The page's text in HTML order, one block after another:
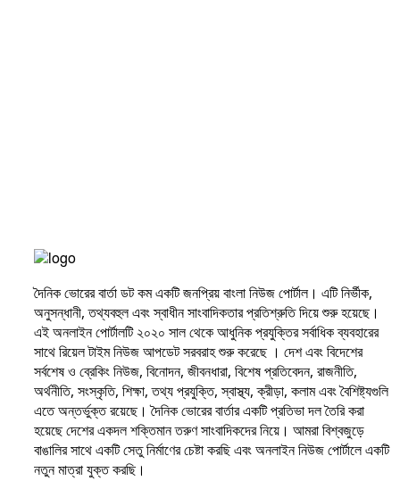
দৈনিক ভোরের বার্তা ডট কম একটি জনপ্রিয় বাংলা নিউজ পোর্টাল। এটি নির্ভীক,
অনুসন্ধানী, তথ্যবহুল এবং স্বাধীন সাংবাদিকতার প্রতিশ্রুতি দিয়ে শুরু হয়েছে।
এই অনলাইন পোর্টালটি ২০২০ সাল থেকে আধুনিক প্রযুক্তির সর্বাধিক ব্যবহারের
সাথে রিয়েল টাইম নিউজ আপডেট সরবরাহ শুরু করেছে । দেশ এবং বিদেশের
সর্বশেষ ও ব্রেকিং নিউজ, বিনোদন, জীবনধারা, বিশেষ প্রতিবেদন, রাজনীতি,
অর্থনীতি, সংস্কৃতি, শিক্ষা, তথ্য প্রযুক্তি, স্বাস্থ্য, ক্রীড়া, কলাম এবং বৈশিষ্ট্যগুলি
এতে অন্তর্ভুক্ত রয়েছে। দৈনিক ভোরের বার্তার একটি প্রতিভা দল তৈরি করা
হয়েছে দেশের একদল শক্তিমান তরুণ সাংবাদিকদের নিয়ে। আমরা বিশ্বজুড়ে
বাঙালির সাথে একটি সেতু নির্মাণের চেষ্টা করছি এবং অনলাইন নিউজ পোর্টালে একটি
নতুন মাত্রা যুক্ত করছি।